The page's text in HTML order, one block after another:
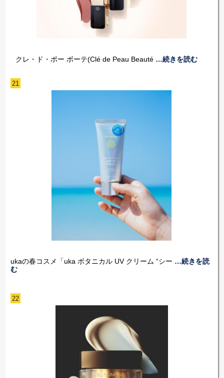
クレ・ド・ポー ボーテ(Clé de Peau Beauté …続きを読む
21
ukaの春コスメ「uka ボタニカル UV クリーム “シー …続きを読
む
22